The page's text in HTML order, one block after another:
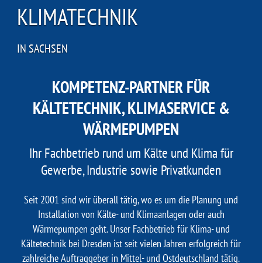
KLIMATECHNIK
IN SACHSEN
KOMPETENZ-PARTNER FÜR
KÄLTETECHNIK, KLIMASERVICE &
WÄRMEPUMPEN
Ihr Fachbetrieb rund um Kälte und Klima für
Gewerbe, Industrie sowie Privatkunden
Seit 2001 sind wir überall tätig, wo es um die Planung und
Installation von Kälte- und Klimaanlagen oder auch
Wärmepumpen geht.Unser Fachbetrieb für Klima- und
Kältetechnik bei Dresden ist seit vielen Jahren erfolgreich für
zahlreiche Auftraggeber in Mittel- und Ostdeutschland tätig.